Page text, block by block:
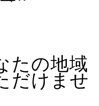
たの地域
だけませ